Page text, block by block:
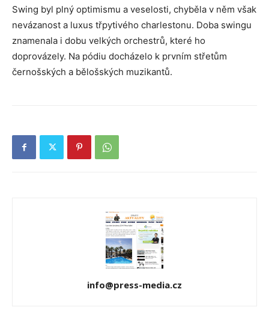
Swing byl plný optimismu a veselosti, chyběla v něm však
nevázanost a luxus třpytivého charlestonu. Doba swingu
znamenala i dobu velkých orchestrů, které ho
doprovázely. Na pódiu docházelo k prvním střetům
černošských a bělošských muzikantů.
info@press-media.cz